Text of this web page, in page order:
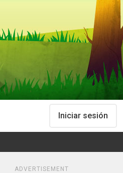
Iniciar sesión
ADVERTISEMENT